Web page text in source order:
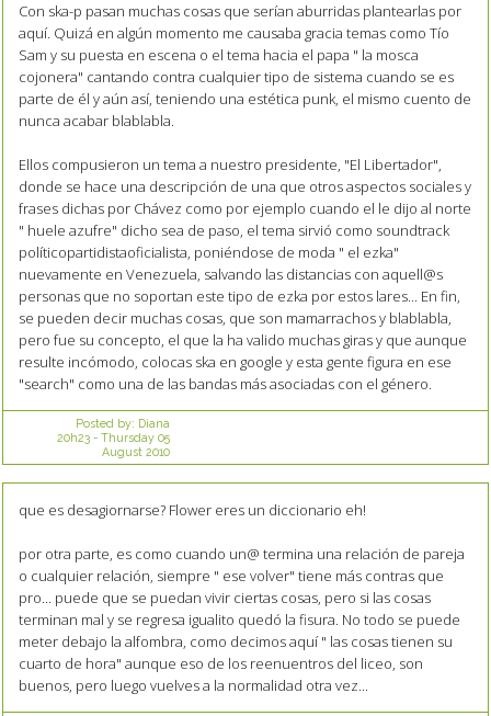
Con ska-p pasan muchas cosas que serían aburridas plantearlas por
aquí. Quizá en algún momento me causaba gracia temas como Tío
Sam y su puesta en escena o el tema hacia el papa " la mosca
cojonera" cantando contra cualquier tipo de sistema cuando se es
parte de él y aún así, teniendo una estética punk, el mismo cuento de
nunca acabar blablabla.
Ellos compusieron un tema a nuestro presidente, "El Libertador",
donde se hace una descripción de una que otros aspectos sociales y
frases dichas por Chávez como por ejemplo cuando el le dijo al norte
" huele azufre" dicho sea de paso, el tema sirvió como soundtrack
políticopartidistaoficialista, poniéndose de moda " el ezka"
nuevamente en Venezuela, salvando las distancias con aquell@s
personas que no soportan este tipo de ezka por estos lares... En fin,
se pueden decir muchas cosas, que son mamarrachos y blablabla,
pero fue su concepto, el que la ha valido muchas giras y que aunque
resulte incómodo, colocas ska en google y esta gente figura en ese
"search" como una de las bandas más asociadas con el género.
Posted by: Diana
20h23- Thursday 05
August 2010
que es desagiornarse? Flower eres un diccionario eh!
por otra parte, es como cuando un@ termina una relación de pareja
o cualquier relación, siempre " ese volver" tiene más contras que
pro... puede que se puedan vivir ciertas cosas, pero si las cosas
terminan mal y se regresa igualito quedó la fisura. No todo se puede
meter debajo la alfombra, como decimos aquí " las cosas tienen su
cuarto de hora" aunque eso de los reenuentros del liceo, son
buenos, pero luego vuelves a la normalidad otra vez...